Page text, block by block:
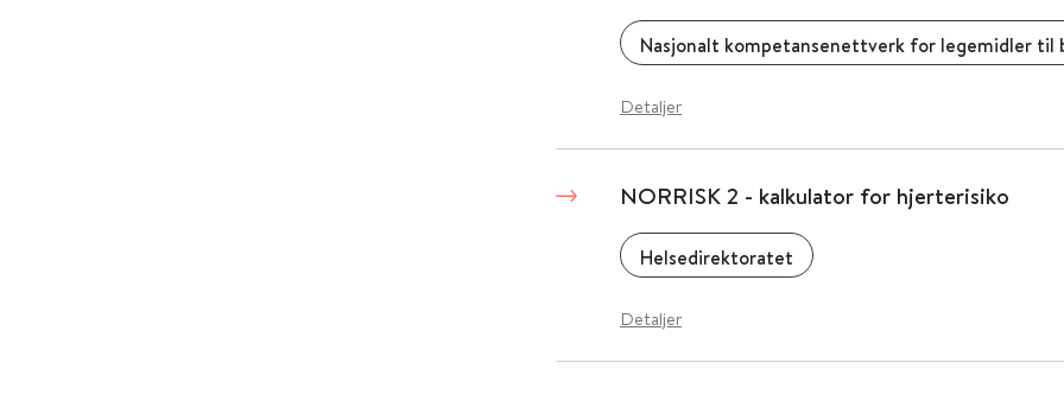
Nasjonalt kompetansenettverk for legemidler til
Detaljer
NORRISK 2 - kalkulator for hjerterisiko
Helsedirektoratet
Detaljer